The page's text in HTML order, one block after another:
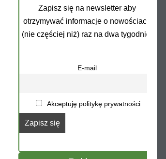
Zapisz się na newsletter aby
otrzymywać informacje o nowościach
(nie częściej niż) raz na dwa tygodnie.
E-mail
Akceptuję politykę prywatności